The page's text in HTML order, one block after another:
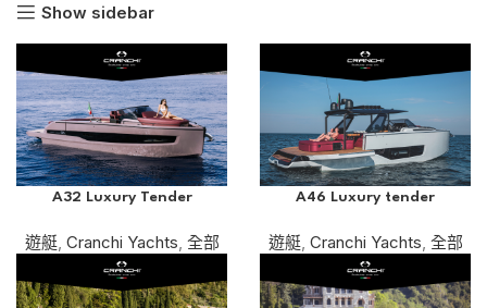
Show sidebar
A32 Luxury Tender
遊艇, Cranchi Yachts 全部
A46 Luxury tender
遊艇, Cranchi Yachts 全部